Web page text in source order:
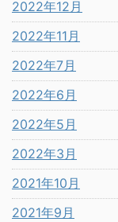
2022年12月
2022年11月
2022年7月
2022年6月
2022年5月
2022年3月
2021年10月
2021年9月